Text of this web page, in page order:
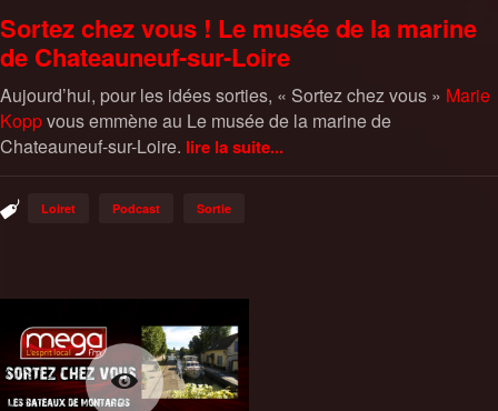
Sortez chez vous ! Le musée de la marine
de Chateauneuf-sur-Loire
Aujourd’hui, pour les idées sorties, « Sortez chez vous » Marie
Koppvous emmène au Le musée de la marine de
Chateauneuf-sur-Loire. lire la suite...
Loiret Podcast Sortie